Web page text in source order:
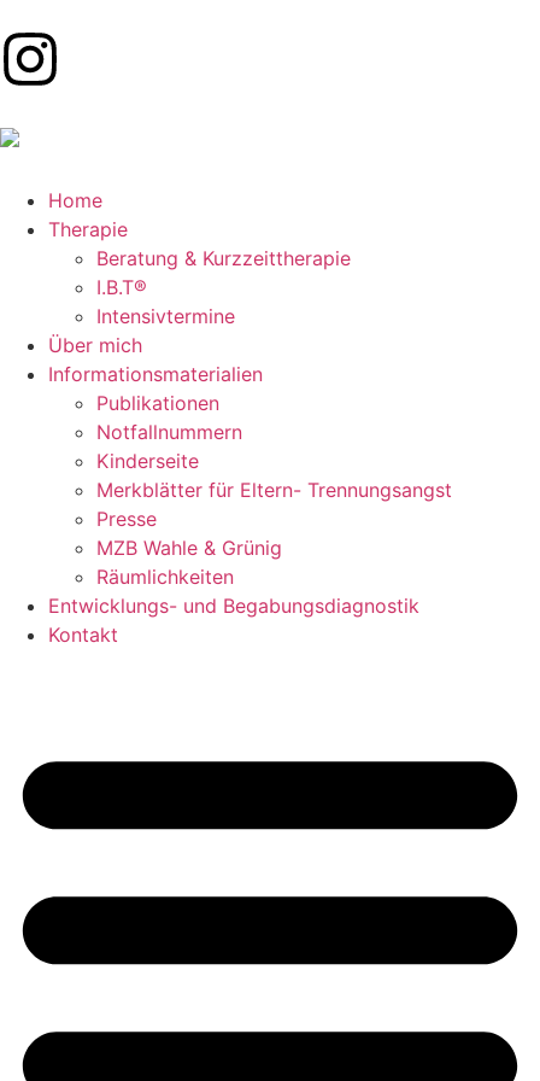
Home
Therapie
Beratung & Kurzzeittherapie
I.B.T®
Intensivtermine
Über mich
Informationsmaterialien
Publikationen​
Notfallnummern
Kinderseite
Merkblätter für Eltern- Trennungsangst
Presse
MZB Wahle & Grünig
Räumlichkeiten
Entwicklungs- und Begabungsdiagnostik
Kontakt